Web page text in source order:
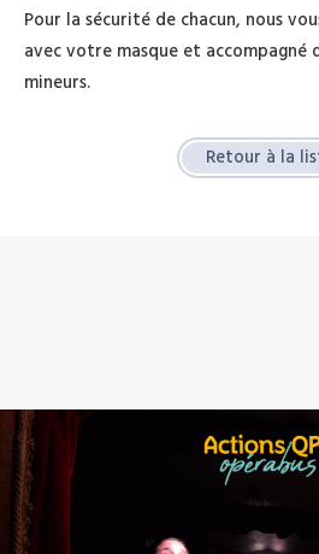
Pour la sécurité de chacun, nous
avec votre masque et accompagné
mineurs.
Retour à la